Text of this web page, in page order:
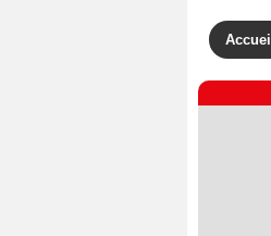
Accueil